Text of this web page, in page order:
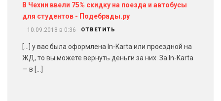
В Чехии ввели 75% скидку на поезда и автобусы
для студентов - Подебрады.ру
10.09.2018 в 0:36 ОТВЕТИТЬ
[…] у вас была оформлена In-Karta или проездной на
ЖД, то вы можете вернуть деньги за них. За In-Karta
— в […]